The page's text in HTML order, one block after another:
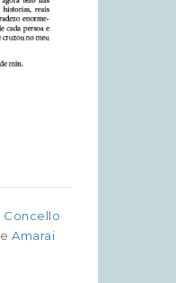
Concello
Amarai